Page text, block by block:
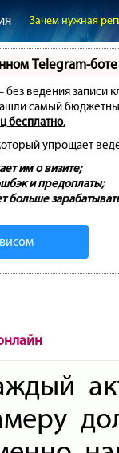
Зачем нужная
Telegram-боте
без ведения
самый
бесплатно.
упрощает
им о визите;
и предоплаты;
больше